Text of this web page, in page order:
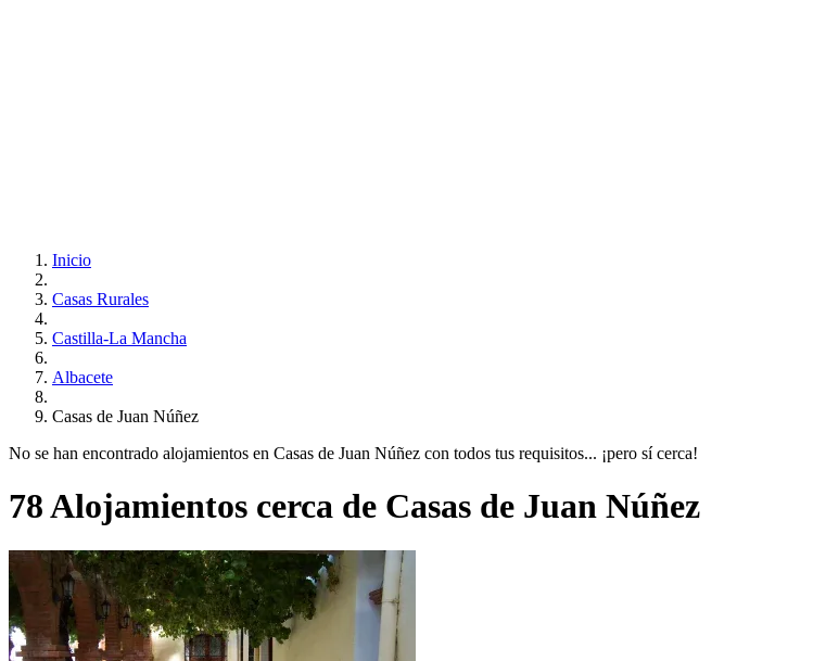
Inicio
Casas Rurales
Castilla-La Mancha
Albacete
Casas de Juan Núñez
No se han encontrado alojamientos en Casas de Juan Núñez con todos tus requisitos... ¡pero sí cerca!
78 Alojamientos cerca de Casas de Juan Núñez